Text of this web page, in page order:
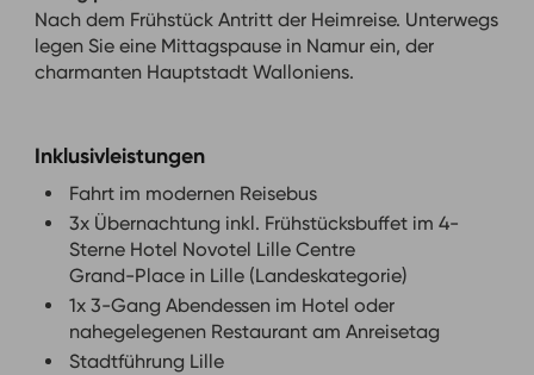
Nach dem Frühstück Antritt der Heimreise. Unterwegs
legen Sie eine Mittagspause in Namur ein, der
charmanten Hauptstadt Walloniens.
Inklusivleistungen
Fahrt im modernen Reisebus
3x Übernachtung inkl. Frühstücksbuffet im 4-
Sterne Hotel Novotel Lille Centre
Grand-Place in Lille (Landeskategorie)
1x 3-Gang Abendessen im Hotel oder
nahegelegenen Restaurant am Anreisetag
Stadtführung Lille